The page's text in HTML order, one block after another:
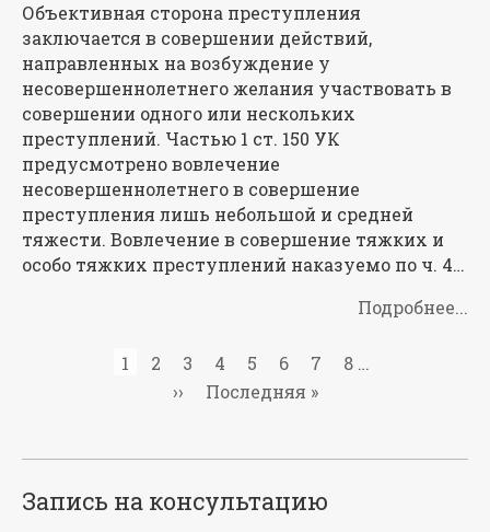
Объективная сторона преступления
заключается в совершении действий,
направленных на возбуждение у
несовершеннолетнего желания участвовать в
совершении одного или нескольких
преступлений. Частью 1 ст. 150 УК
предусмотрено вовлечение
несовершеннолетнего в совершение
преступления лишь небольшой и средней
тяжести. Вовлечение в совершение тяжких и
особо тяжких преступлений наказуемо по ч. 4…
Подробнее...
НумерацияТекущая
страница
1 Page
2 Page
3 Page
4 Page
5 Page
6 Page
7 Page
8 …
Следующая
››
Последняя
Последняя »
Запись на консультацию